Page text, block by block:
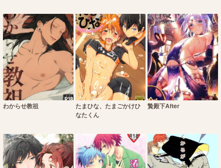
わからせ教祖
たまひな、たまごかけひ
なたくん
贄殿下After